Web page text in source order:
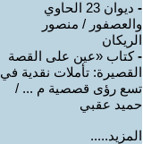
-
ديوان 23 الحاوي
والعصفور / منصور
الريكان
-كتاب «عين على القصة
القصيرة: تأملات نقدية في
تسع رؤى قصصية م ... /
حميد عقبي
المزيد.....